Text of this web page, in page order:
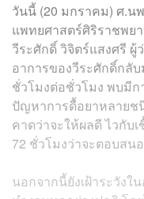
วันนี้ (20 มกราคม) ศ.
แพทยศาสตร์ศิริราชพย
วีระศักดิ์ วิจิตร์แสงศรี
อาการของวีระศักดิ์กลั
ชั่วโมงต่อชั่วโมง พบมีก
ปัญหาการดื้อยาหลายช
คาดว่าจะให้ผลดี ไวกับ
72 ชั่วโมงว่าจะตอบสน
นอกจากนี้ยังเฝ้าระวัง